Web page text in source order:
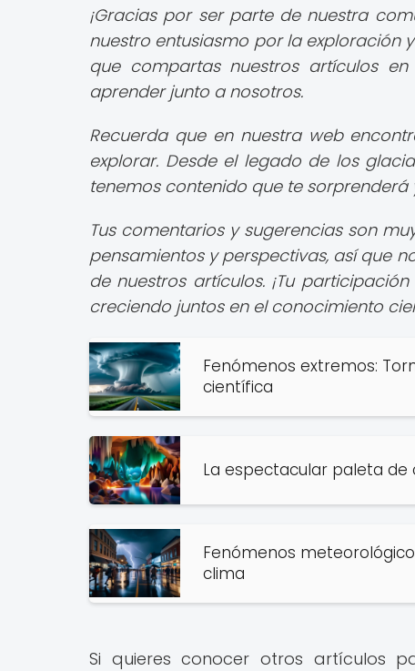
¡Gracias por ser parte de nuestra
nuestro entusiasmo por la exploración
que compartas nuestros artículos
aprender junto a nosotros.
Recuerda que en nuestra web
explorar. Desde el legado de los
tenemos contenido que te sorprenderá
Tus comentarios y sugerencias son
pensamientos y perspectivas, así que
de nuestros artículos. ¡Tu
creciendo juntos en el conocimiento
Fenómenos extremos:
científica
La espectacular paleta de
Fenómenos
clima
Si quieres conocer otros artículos